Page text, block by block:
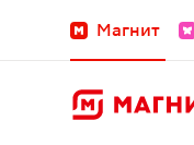
Магнит